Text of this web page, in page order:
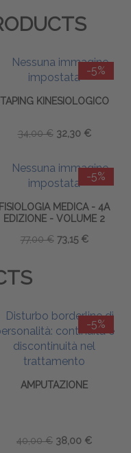
-5%
TAPING KINESIOLOGICO
34,00 € 32,30 €
-5%
FISIOLOGIA MEDICA - 4A
EDIZIONE - VOLUME 2
77,00 € 73,15 €
-5%
AMPUTAZIONE
40,00 € 38,00 €